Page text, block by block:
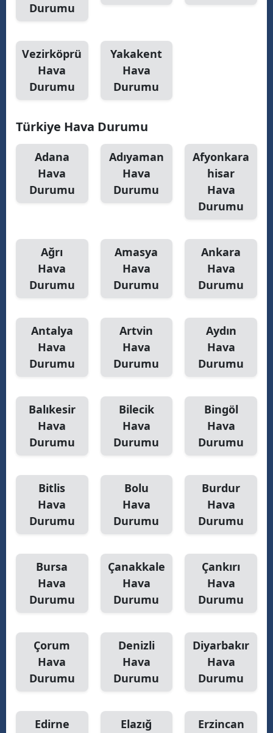
Sivas
Tokat
Trabzon
Şanlıurfa
Uşak
Aksaray
Bayburt
Kırıkkale
Batman
Bartın
Ardahan
Iğdır
Yalova
Karabük
Kilis
Düzce
Durumu
Vezirköprü
Hava
Durumu
Yakakent
Hava
Durumu
Türkiye Hava Durumu
Adana
Hava
Durumu
Adıyaman
Hava
Durumu
Afyonkara
hisar
Hava
Durumu
Ağrı
Hava
Durumu
Amasya
Hava
Durumu
Ankara
Hava
Durumu
Antalya
Hava
Durumu
Artvin
Hava
Durumu
Aydın
Hava
Durumu
Balıkesir
Hava
Durumu
Bilecik
Hava
Durumu
Bingöl
Hava
Durumu
Bitlis
Hava
Durumu
Bolu
Hava
Durumu
Burdur
Hava
Durumu
Bursa
Hava
Durumu
Çanakkale
Hava
Durumu
Çankırı
Hava
Durumu
Çorum
Hava
Durumu
Denizli
Hava
Durumu
Diyarbakır
Hava
Durumu
Edirne Elazığ Erzincan